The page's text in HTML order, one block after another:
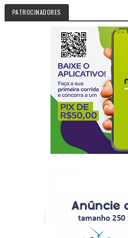
PATROCINADORES